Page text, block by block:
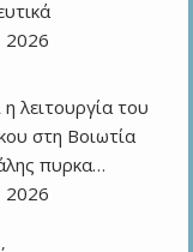
2026
λειτουργία του
στη Βοιωτία
πυρκα…
2026